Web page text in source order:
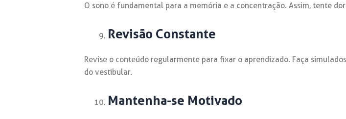
O sono é fundamental para a memória e a concentração. Assim, tente
Revisão Constante
Revise o conteúdo regularmente para fixar o aprendizado. Faça
do vestibular.
Mantenha-se Motivado